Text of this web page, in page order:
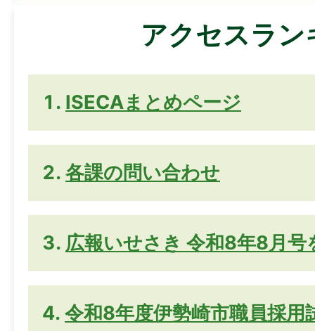
アクセスラン
ISECAまとめページ
各課の問い合わせ
広報いせさき 令和8年8月号
令和8年度伊勢崎市職員採用